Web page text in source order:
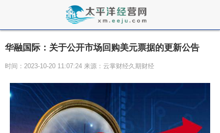
华融国际：关于公开市场回购美元票据的更新公告
时间：2023-10-20 11:07:24 来源：云掌财经久期财经